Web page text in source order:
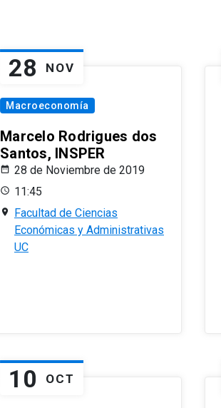
28 NOV
Macroeconomía
Marcelo Rodrigues dos
Santos, INSPER
28 de Noviembre de 2019
11:45
Facultad de Ciencias
Económicas y Administrativas
UC
10 OCT